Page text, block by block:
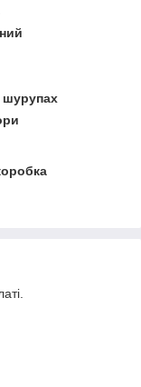
шурупах